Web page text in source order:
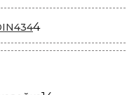
товаров
44
товара